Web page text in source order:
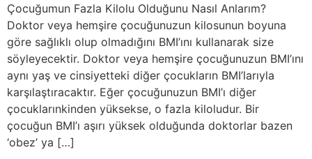
Çocuğumun Fazla Kilolu Olduğunu Nasıl Anlarım?
Doktor veya hemşire çocuğunuzun kilosunun boyuna
göre sağlıklı olup olmadığını BMI’ını kullanarak size
söyleyecektir. Doktor veya hemşire çocuğunuzun BMI’ını
aynı yaş ve cinsiyetteki diğer çocukların BMI’larıyla
karşılaştıracaktır. Eğer çocuğunuzun BMI’ı diğer
çocuklarınkinden yüksekse, o fazla kiloludur. Bir
çocuğun BMI’ı aşırı yüksek olduğunda doktorlar bazen
‘obez’ ya […]